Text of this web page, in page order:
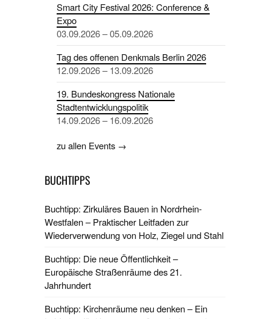
Smart City Festival 2026: Conference &
Expo
03.09.2026 – 05.09.2026
Tag des offenen Denkmals Berlin 2026
12.09.2026 – 13.09.2026
19. Bundeskongress Nationale
Stadtentwicklungspolitik
14.09.2026 – 16.09.2026
zu allen Events →
BUCHTIPPS
Buchtipp: Zirkuläres Bauen in Nordrhein-
Westfalen – Praktischer Leitfaden zur
Wiederverwendung von Holz, Ziegel und Stahl
Buchtipp: Die neue Öffentlichkeit –
Europäische Straßenräume des 21.
Jahrhundert
Buchtipp: Kirchenräume neu denken – Ein